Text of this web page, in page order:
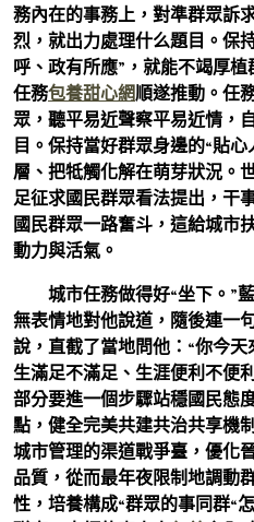
務內在的事務上，對準群眾訴
烈，就出力處理什么題目。保
呼、政有所應”，就能不竭厚植
任務包養甜心網順遂推動。任
眾，聽平易近聲察平易近情，
目。保持當好群眾身邊的“貼
層、把牴觸化解在萌芽狀況。
足征求國民群眾看法提出，干
國民群眾一路奮斗，這給城市
動力與活氣。
城市任務做得好“坐下。”
無表情地對他說道，隨後連一
說，直截了當地問他：“你今
生滿足不滿足、生涯便利不便
部分要進一個步驟站穩國民態
點，健全完美共建共治共享機
城市管理的渠道戰爭臺，優化
品質，從而最年夜限制地調動
性，培養構成“群眾的事同群“